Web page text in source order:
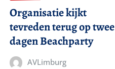
Organisatie kijkt
tevreden terug op twee
dagen Beachparty
AVLimburg